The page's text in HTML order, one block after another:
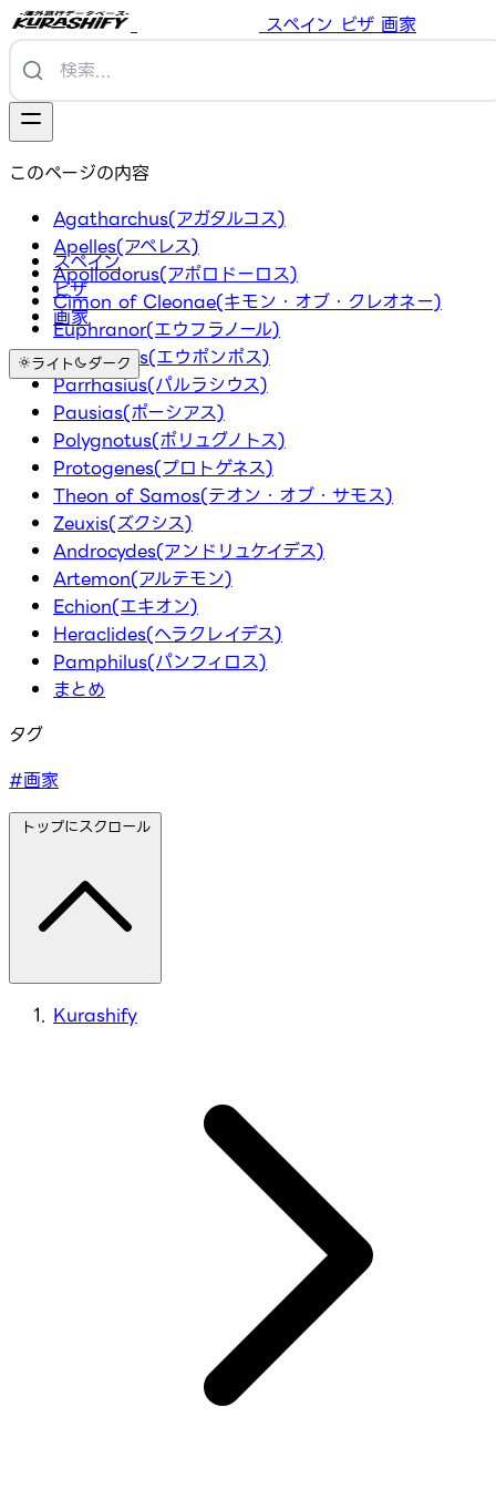
スペイン ビザ 画家
スペイン
ビザ
画家
ライト ダーク
このページの内容
Agatharchus(アガタルコス)
Apelles(アペレス)
Apollodorus(アポロドーロス)
Cimon of Cleonae(キモン・オブ・クレオネー)
Euphranor(エウフラノール)
Eupompus(エウポンポス)
Parrhasius(パルラシウス)
Pausias(ポーシアス)
Polygnotus(ポリュグノトス)
Protogenes(プロトゲネス)
Theon of Samos(テオン・オブ・サモス)
Zeuxis(ズクシス)
Androcydes(アンドリュケイデス)
Artemon(アルテモン)
Echion(エキオン)
Heraclides(ヘラクレイデス)
Pamphilus(パンフィロス)
まとめ
タグ
#画家
トップにスクロール
Kurashify